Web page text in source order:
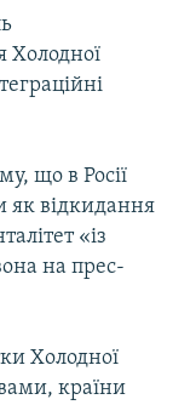
Холодної
що в Росії
як відкидання
«із
на прес-
Холодної
країни